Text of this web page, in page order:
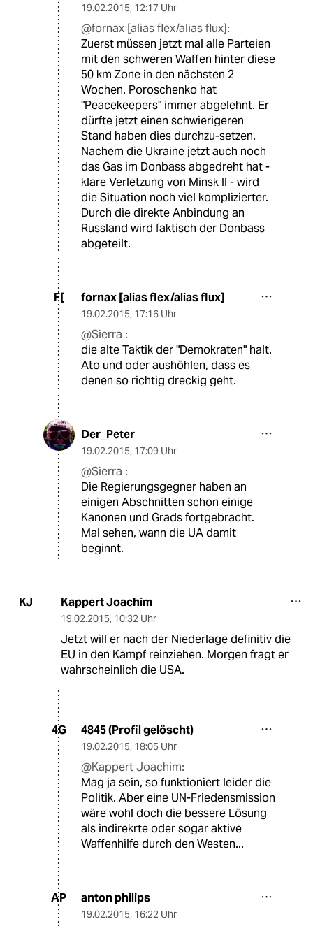
19.02.2015, 12:17 Uhr
@fornax [alias flex/alias flux]:
Zuerst müssen jetzt mal alle Parteien
mit den schweren Waffen hinter diese
50 km Zone in den nächsten 2
Wochen. Poroschenko hat
"Peacekeepers" immer abgelehnt. Er
dürfte jetzt einen schwierigeren
Stand haben dies durchzu-setzen.
Nachem die Ukraine jetzt auch noch
das Gas im Donbass abgedreht hat -
klare Verletzung von Minsk II - wird
die Situation noch viel komplizierter.
Durch die direkte Anbindung an
Russland wird faktisch der Donbass
abgeteilt.
F[ fornax [alias flex/alias flux]
19.02.2015, 17:16 Uhr
@Sierra :
die alte Taktik der "Demokraten" halt.
Ato und oder aushöhlen, dass es
denen so richtig dreckig geht.
Der_Peter
19.02.2015, 17:09 Uhr
@Sierra :
Die Regierungsgegner haben an
einigen Abschnitten schon einige
Kanonen und Grads fortgebracht.
Mal sehen, wann die UA damit
beginnt.
KJ Kappert Joachim
19.02.2015, 10:32 Uhr
Jetzt will er nach der Niederlage definitiv die
EU in den Kampf reinziehen. Morgen fragt er
wahrscheinlich die USA.
4G 4845 (Profil gelöscht)
19.02.2015, 18:05 Uhr
@Kappert Joachim:
Mag ja sein, so funktioniert leider die
Politik. Aber eine UN-Friedensmission
wäre wohl doch die bessere Lösung
als indirekrte oder sogar aktive
Waffenhilfe durch den Westen...
AP anton philips
19.02.2015, 16:22 Uhr